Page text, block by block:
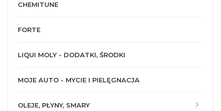
CHEMITUNE
FORTE
LIQUI MOLY - DODATKI, ŚRODKI
MOJE AUTO - MYCIE I PIELĘGNACJA
OLEJE, PŁYNY, SMARY